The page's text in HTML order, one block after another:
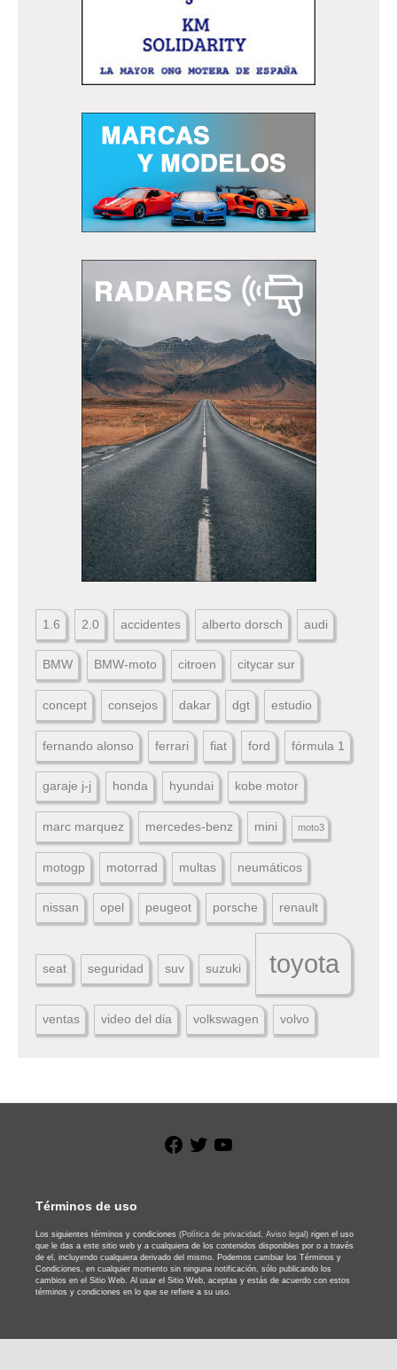
1.6 2.0 accidentes alberto dorsch audi
BMW BMW-moto citroen citycar sur
concept consejos dakar dgt estudio
fernando alonso ferrari fiat ford fórmula 1
garaje j-j honda hyundai kobe motor
marc marquez mercedes-benz mini moto3
motogp motorrad multas neumáticos
nissan opel peugeot porsche renault
seat seguridad suv suzuki toyota
ventas video del dia volkswagen volvo
Facebook
Twitter
Términos de uso
Los siguientes términos y condiciones (Política de privacidad, Aviso legal) rigen el uso
que le das a este sitio web y a cualquiera de los contenidos disponibles por o a través
de el, incluyendo cualquiera derivado del mismo. Podemos cambiar los Términos y
Condiciones, en cualquier momento sin ninguna notificación, sólo publicando los
cambios en el Sitio Web. Al usar el Sitio Web, aceptas y estás de acuerdo con estos
términos y condiciones en lo que se refiere a su uso.